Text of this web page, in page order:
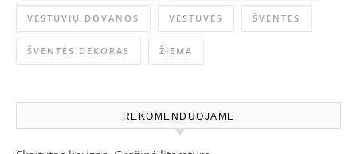
VESTUVIŲ DOVANOS VESTUVĖS ŠVENTĖS
ŠVENTĖS DEKORAS ŽIEMA
REKOMENDUOJAME